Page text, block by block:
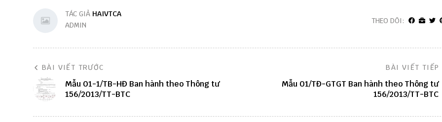
TÁC GIẢ HAIVTCA
ADMIN
THEO DÕI:
BÀI VIẾT TRƯỚC
Mẫu 01-1/TB-HĐ Ban hành theo Thông tư
156/2013/TT-BTC
BÀI VIẾT TIẾP
Mẫu 01/TĐ-GTGT Ban hành theo Thông tư
156/2013/TT-BTC